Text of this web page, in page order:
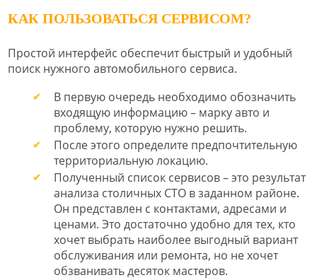
КАК ПОЛЬЗОВАТЬСЯ СЕРВИСОМ?
Простой интерфейс обеспечит быстрый и удобный
поиск нужного автомобильного сервиса.
В первую очередь необходимо обозначить
входящую информацию – марку авто и
проблему, которую нужно решить.
После этого определите предпочтительную
территориальную локацию.
Полученный список сервисов – это результат
анализа столичных СТО в заданном районе.
Он представлен с контактами, адресами и
ценами. Это достаточно удобно для тех, кто
хочет выбрать наиболее выгодный вариант
обслуживания или ремонта, но не хочет
обзванивать десяток мастеров.